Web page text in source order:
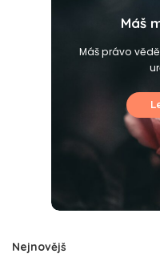
Máš
Máš právo
Nejnovějš